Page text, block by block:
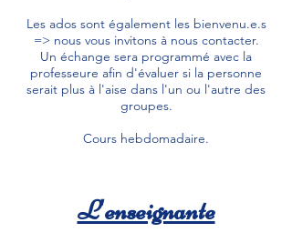
Les ados sont également les bienvenu.e.s
=> nous vous invitons à nous contacter.
Un échange sera programmé avec la
professeure afin d'évaluer si la personne
serait plus à l'aise dans l'un ou l'autre des
groupes.
Cours hebdomadaire.
L'enseignante